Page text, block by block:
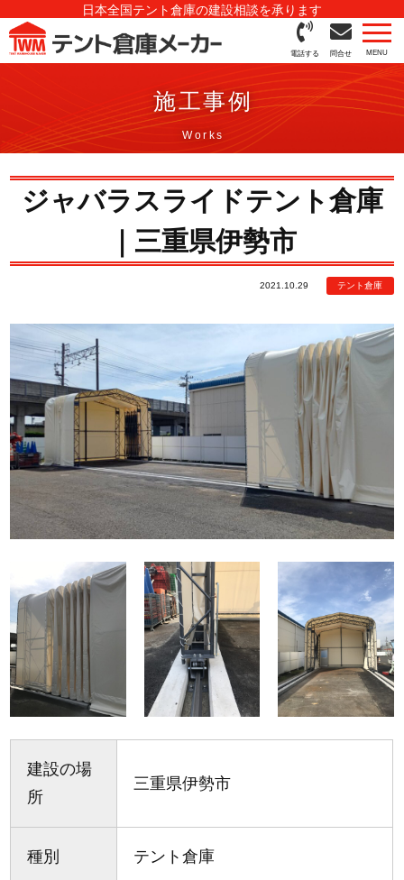
日本全国テント倉庫の建設相談を承ります
電話する 問合せ
施工事例
ジャバラスライドテント倉庫
｜三重県伊勢市
2021.10.29 テント倉庫
建設の場
所
三重県伊勢市
種別 テント倉庫